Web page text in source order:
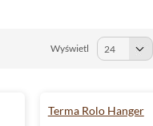
Wyświetl
Terma Rolo Hanger